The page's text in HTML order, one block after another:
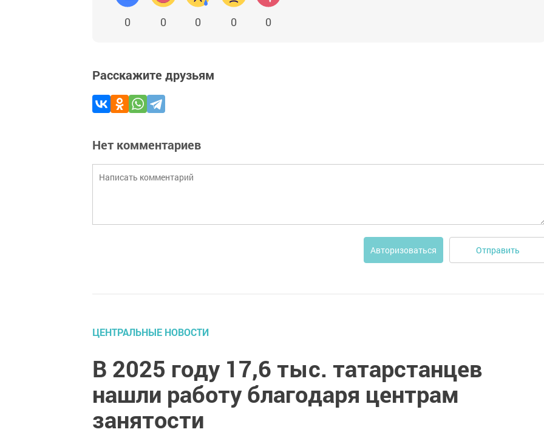
0 0 0 0 0
Расскажите друзьям
Нет комментариев
Авторизоваться Отправить
ЦЕНТРАЛЬНЫЕ НОВОСТИ
В 2025 году 17,6 тыс. татарстанцев
нашли работу благодаря центрам
занятости